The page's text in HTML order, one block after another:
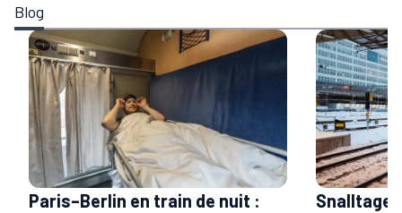
Blog
Paris–Berlin en train de nuit :